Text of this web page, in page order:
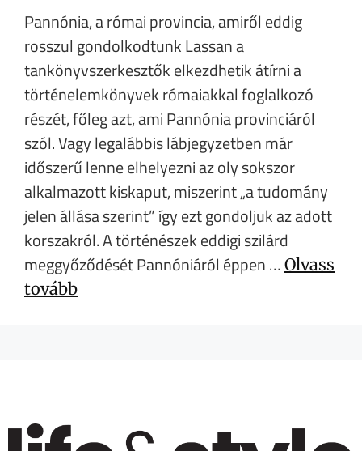
Pannónia, a római provincia, amiről eddig
rosszul gondolkodtunk Lassan a
tankönyvszerkesztők elkezdhetik átírni a
történelemkönyvek rómaiakkal foglalkozó
részét, főleg azt, ami Pannónia provinciáról
szól. Vagy legalábbis lábjegyzetben már
időszerű lenne elhelyezni az oly sokszor
alkalmazott kiskaput, miszerint „a tudomány
jelen állása szerint” így ezt gondoljuk az adott
korszakról. A történészek eddigi szilárd
meggyőződését Pannóniáról éppen … Olvass
tovább